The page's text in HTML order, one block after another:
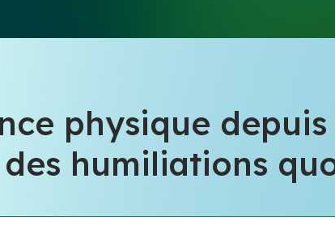
physique
humiliations